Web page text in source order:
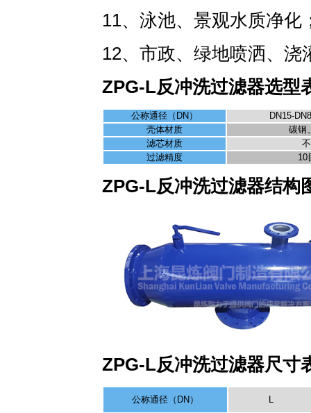
11、泳池、景观水质净化
12、市政、绿地喷洒、
ZPG-L反冲洗过滤器选型
公称通径（DN）
DN15-
壳体材质
碳钢
滤芯材质
过滤精度
10
ZPG-L反冲洗过滤器结构
ZPG-L反冲洗过滤器尺寸
公称通径（DN）